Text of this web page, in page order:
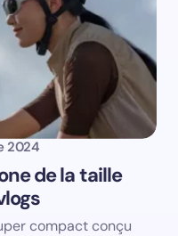
this browser for the
2024
de la taille
compact conçu